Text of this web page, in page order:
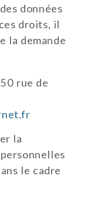
données
droits, il
la demande
rue de
la
le cadre